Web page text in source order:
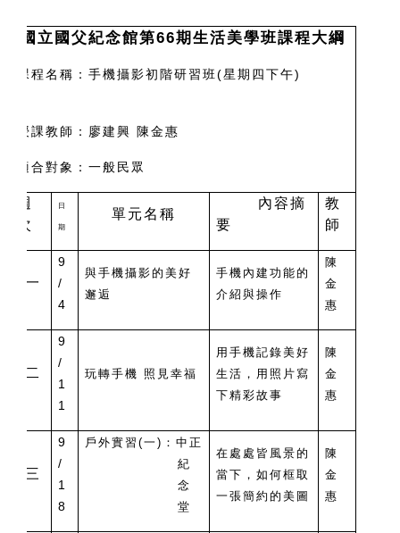
國立國父紀念館第66期生活美學班課程大綱
課程名稱：手機攝影初階研習班(星期四下午)
授課教師：廖建興 陳金惠
適合對象：一般民眾
週
次
日
期
單元名稱
內容摘
要
教
師
一
9
/
4
與手機攝影的美好
邂逅
手機內建功能的
介紹與操作
陳
金
惠
二
9
/
1
1
玩轉手機 照見幸福
用手機記錄美好
生活，用照片寫
下精彩故事
陳
金
惠
三
9
/
1
8
戶外實習(一)：中正
紀
念
堂
在處處皆風景的
當下，如何框取
一張簡約的美圖
陳
金
惠